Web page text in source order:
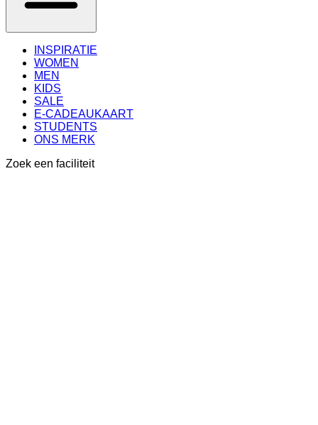
INSPIRATIE
WOMEN
MEN
KIDS
SALE
E-CADEAUKAART
STUDENTS
ONS MERK
Zoek een faciliteit